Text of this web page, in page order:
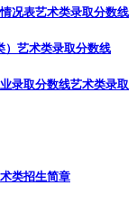
况表艺术类录取分数线
艺术类录取分数线
录取分数线艺术类录取
类招生简章